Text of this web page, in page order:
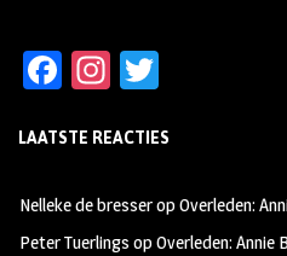
Fa
b
oo
k
In
ag
m
tt
LAATSTE REACTIES
Nelleke de bresseropOverleden:
Peter Tuerlings opOverleden: Annie